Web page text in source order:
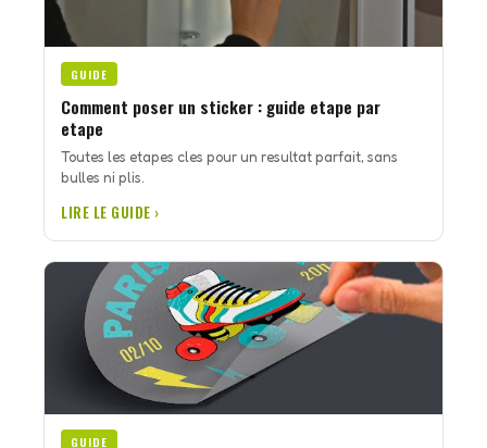
GUIDE
Comment poser un sticker : guide etape par
etape
Toutes les etapes cles pour un resultat parfait, sans
bulles ni plis.
LIRE LE GUIDE ›
GUIDE